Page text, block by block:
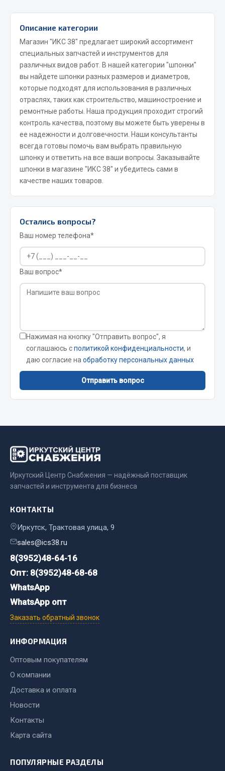
Система выпуска газа
Система охлаждения
Сцепление
Коробка передач
Коробка передач ZF
Показать ещё
Весь раздел
Запчасти МАЗ
Система питания
Окно ветровое
Двигатель
Показать ещё
Весь раздел
Двигатель
Система выпуска газа
Весь раздел
Система питания
Система выпуска газа
Система охлаждения
Коробка передач
Рулевое управление
Тормозная система
Показать ещё
Весь раздел
Запчасти HOWO
Система питания
Система охлаждения
Описание категории
Магазин "ИКС 38" предлагает широкий ассортимент
специальных запчастей и инструментов для
различных видов работ. В нашей категории "шпонки"
вы найдете шпонки разных размеров и диаметров,
которые подходят для использования в различных
отраслях, таких как строительство, машиностроение и
ремонтные работы. Наша продукция проходит строгий
контроль качества, поэтому вы можете быть уверены в
ее надежности и долговечности. Наши консультанты
всегда готовы помочь вам выбрать правильную
шпонку и ответить на все ваши вопросы. Заказывайте
шпонки в магазине "ИКС 38" и убедитесь сами в
качестве наших товаров.
Остались вопросы?
Ваш номер телефона*
Ваш вопрос*
Нажимая на кнопку "Отправить вопрос", я
соглашаюсь сполитикой конфиденциальности, и
даю согласие на обработку персональных данных
Отправить вопрос
Иркутский Центр Снабжения — надёжный поставщик
запчастей и инструмента для бизнеса
КОНТАКТЫ
Иркутск, Трактовая улица, 9
sales@ics38.ru
8(3952)48-64-16
Опт: 8(3952)48-68-68
WhatsApp
WhatsApp опт
Заказать обратный звонок
ИНФОРМАЦИЯ
Оптовым покупателям
О компании
Доставка и оплата
Новости
Контакты
Карта сайта
ПОПУЛЯРНЫЕ РАЗДЕЛЫ